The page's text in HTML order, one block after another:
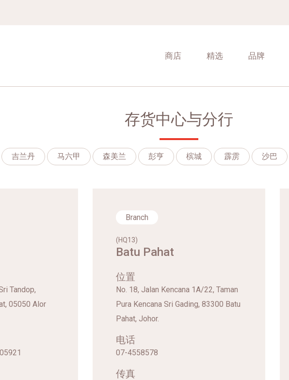
商店 精选 品牌
存货中心与分行
吉兰丹 马六甲 森美兰 彭亨 槟城 霹雳 沙巴
Tandop,
05050 Alor
Branch
(HQ13)
Batu Pahat
位置
No. 18, Jalan Kencana 1A/22, Taman
Pura Kencana Sri Gading, 83300 Batu
Pahat, Johor.
电话
07-4558578
传真